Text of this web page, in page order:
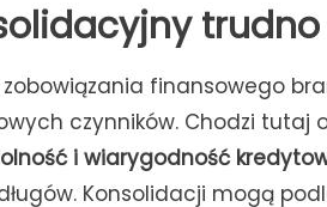
finansowego
czynników. Chodzi tutaj
i wiarygodność
Konsolidacji mogą